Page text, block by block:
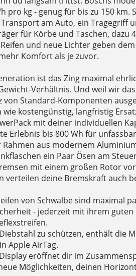
pro kg - genug für bis zu 150 km.
am Auto, ein Tragegriff
für Körbe und Taschen, dazu
und neue Lichter geben
Komfort als je zuvor.
ist das Zing maximal
Verhältnis. Und weil wir
von Standard-Komponenten
kostengünstig, langfristig
mit deiner individuellen
Erlebnis bis 800 Wh für
Rahmen aus modernem
ein Paar Ösen am
mit einem großen Rotor
verteilen deine Bremskraft auch
von Schwalbe sind maximal
- jederzeit mit ihrem
zu schützen, enthält die
Apple AirTag.
eröffnet dir im
Möglichkeiten, deinen